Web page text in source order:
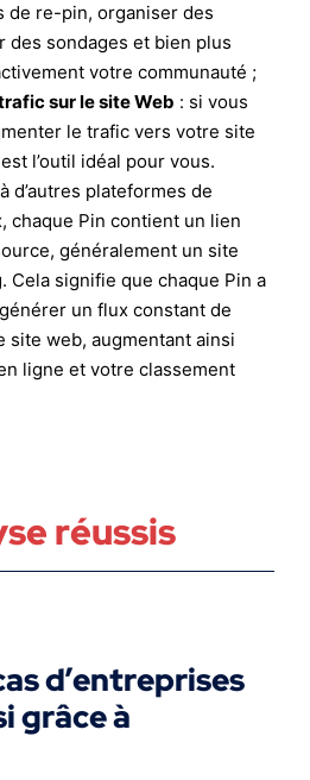
de re-pin, organiser des
des sondages et bien plus
votre communauté ;
sur le site Web : si vous
le trafic vers votre site
l’outil idéal pour vous.
d’autres plateformes de
chaque Pin contient un lien
généralement un site
Cela signifie que chaque Pin a
un flux constant de
site web, augmentant ainsi
ligne et votre classement
réussis
d’entreprises
grâce à